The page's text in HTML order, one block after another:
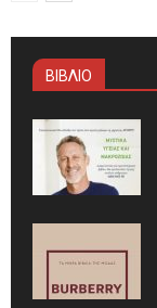
ΒΙΒΛΙΟ